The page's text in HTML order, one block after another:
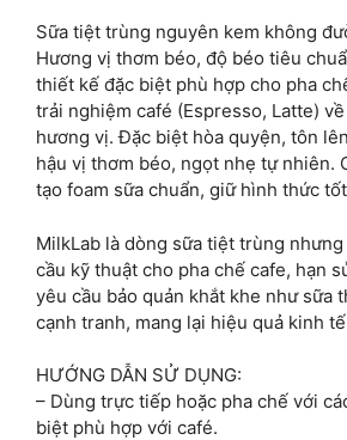
Sữa tiệt trùng nguyên kem không
Hương vị thơm béo, độ béo tiêu
thiết kế đặc biệt phù hợp cho pha
trải nghiệm café (Espresso, Latte)
hương vị. Đặc biệt hòa quyện, tôn
hậu vị thơm béo, ngọt nhẹ tự nhiên.
tạo foam sữa chuẩn, giữ hình thức
MilkLab là dòng sữa tiệt trùng
cầu kỹ thuật cho pha chế cafe, hạn
yêu cầu bảo quản khắt khe như sữa
cạnh tranh, mang lại hiệu quả kinh
HƯỚNG DẪN SỬ DỤNG:
– Dùng trực tiếp hoặc pha chế với
biệt phù hợp với café.